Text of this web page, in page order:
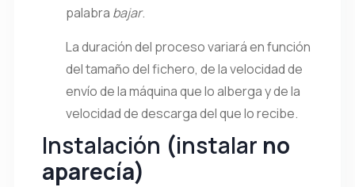
palabra bajar.
La duración del proceso variará en función
del tamaño del fichero, de la velocidad de
envío de la máquina que lo alberga y de la
velocidad de descarga del que lo recibe.
Instalación (instalar no
aparecía)